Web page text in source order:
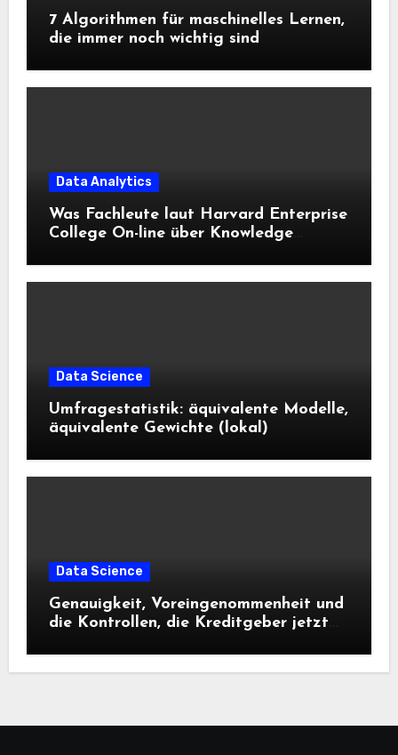
7 Algorithmen für maschinelles Lernen,
die immer noch wichtig sind
Data Analytics
Was Fachleute laut Harvard Enterprise
College On-line über Knowledge
Data Science
Umfragestatistik: äquivalente Modelle,
äquivalente Gewichte (lokal)
Data Science
Genauigkeit, Voreingenommenheit und
die Kontrollen, die Kreditgeber jetzt